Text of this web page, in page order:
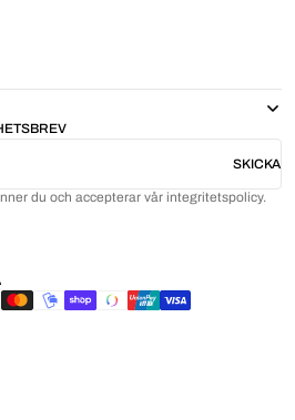
SKICKA
du och accepterar vår integritetspolicy.